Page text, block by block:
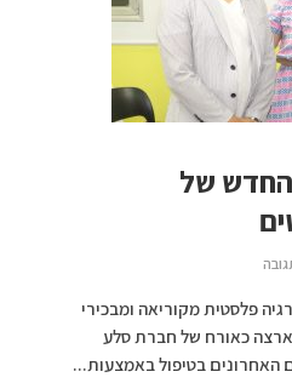
החדש של
פלסטית מקוריאה ומבכירי
כאורח של חברת סלע
האחרונים בטיפול באמצעות...